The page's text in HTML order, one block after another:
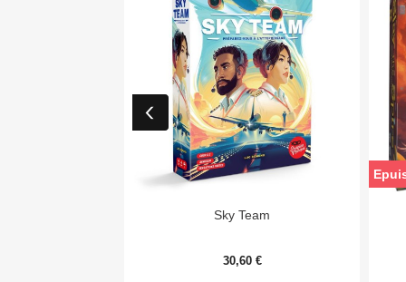
Aperçu rapide
Sky Team
30,60 €